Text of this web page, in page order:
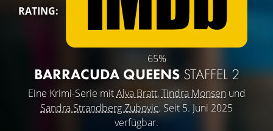
RATING:
65%
BARRACUDA QUEENS STAFFEL 2
Eine Krimi-Serie mitAlva Bratt,Tindra Monsen und
Sandra Strandberg Zubovic. Seit 5. Juni 2025
verfügbar.